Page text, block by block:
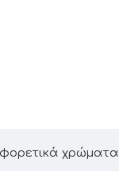
χρώματα